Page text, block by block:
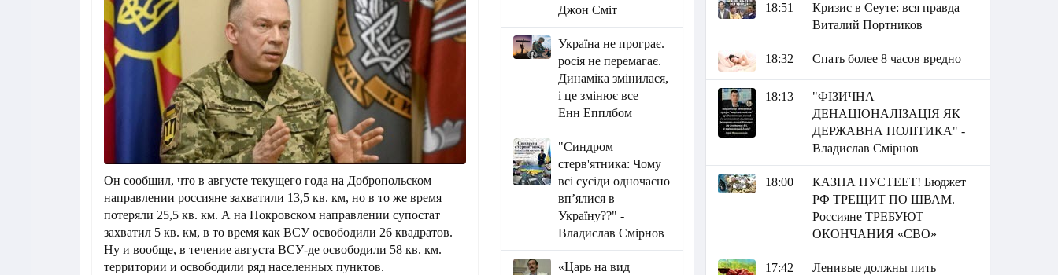
Он сообщил, что в августе текущего года на Добропольском
направлении россияне захватили 13,5 кв. км, но в то же время
потеряли 25,5 кв. км. А на Покровском направлении супостат
захватил 5 кв. км, в то время как ВСУ освободили 26 квадратов.
Ну и вообще, в течение августа ВСУ-де освободили 58 кв. км.
территории и освободили ряд населенных пунктов.
Джон Сміт
Україна не програє.
росія не перемагає.
Динаміка змінилася,
і це змінює все –
Енн Епплбом
"Синдром
стерв'ятника: Чому
всі сусіди одночасно
вп’ялися в
Україну??" -
Владислав Смірнов
«Царь на вид
18:51
Кризис в Сеуте: вся правда |
Виталий Портников
18:32 Спать более 8 часов вредно
18:13
"ФІЗИЧНА
ДЕНАЦІОНАЛІЗАЦІЯ ЯК
ДЕРЖАВНА ПОЛІТИКА" -
Владислав Смірнов
18:00
КАЗНА ПУСТЕЕТ! Бюджет
РФ ТРЕЩИТ ПО ШВАМ.
Россияне ТРЕБУЮТ
ОКОНЧАНИЯ «СВО»
17:42
Ленивые должны пить